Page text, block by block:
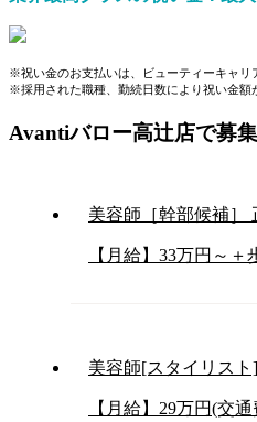
※祝い金のお支払いは、ビューティーキャリ
※採用された職種、勤続日数により祝い金額
Avantiバロー高辻店で募
美容師［幹部候補］
【月給】33万円～＋
美容師[スタイリスト]
【月給】29万円(交